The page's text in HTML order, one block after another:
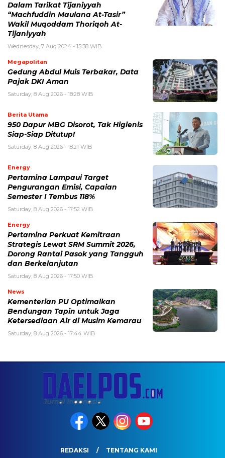
Dalam Tarikat Tijaniyyah
“Machfuddin Maulana At-Tasir”
Wakil Muqoddam Thoriqoh At-
Tijaniyyah
Wednesday, 7 Aug 2024 - 15:38 WIB
Megapolitan
Gedung Abdul Muis Terbakar, Data
Pajak DKI Aman
Saturday, 8 Aug 2026 - 18:28 WIB
Berita Utama
950 Dapur MBG Disorot, Tak Higienis
Siap-Siap Ditutup!
Saturday, 8 Aug 2026 - 18:21 WIB
Energy
Pertamina Lampaui Target
Pengurangan Emisi, Capaian
Semester I Tembus 118%
Saturday, 8 Aug 2026 - 17:52 WIB
Energy
Pertamina Perkuat Kemitraan
Strategis Lewat SRM Summit 2026,
Dorong Rantai Pasok yang Tangguh
dan Berkelanjutan
Saturday, 8 Aug 2026 - 17:50 WIB
News
Kementerian PU Optimalkan
Bendungan Tapin untuk Jaga
Ketersediaan Air di Musim Kemarau
Saturday, 8 Aug 2026 - 17:44 WIB
REDAKSI TENTANG KAMI